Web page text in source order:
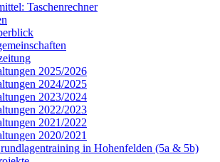
Taschenrechner
2025/2026
2024/2025
2023/2024
2022/2023
2021/2022
2020/2021
in Hohenfelden (5a & 5b)